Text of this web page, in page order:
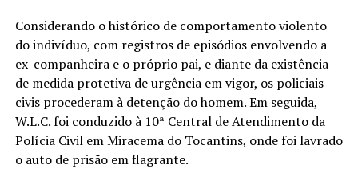
Considerando o histórico de comportamento violento
do indivíduo, com registros de episódios envolvendo a
ex-companheira e o próprio pai, e diante da existência
de medida protetiva de urgência em vigor, os policiais
civis procederam à detenção do homem. Em seguida,
W.L.C. foi conduzido à 10ª Central de Atendimento da
Polícia Civil em Miracema do Tocantins, onde foi lavrado
o auto de prisão em flagrante.